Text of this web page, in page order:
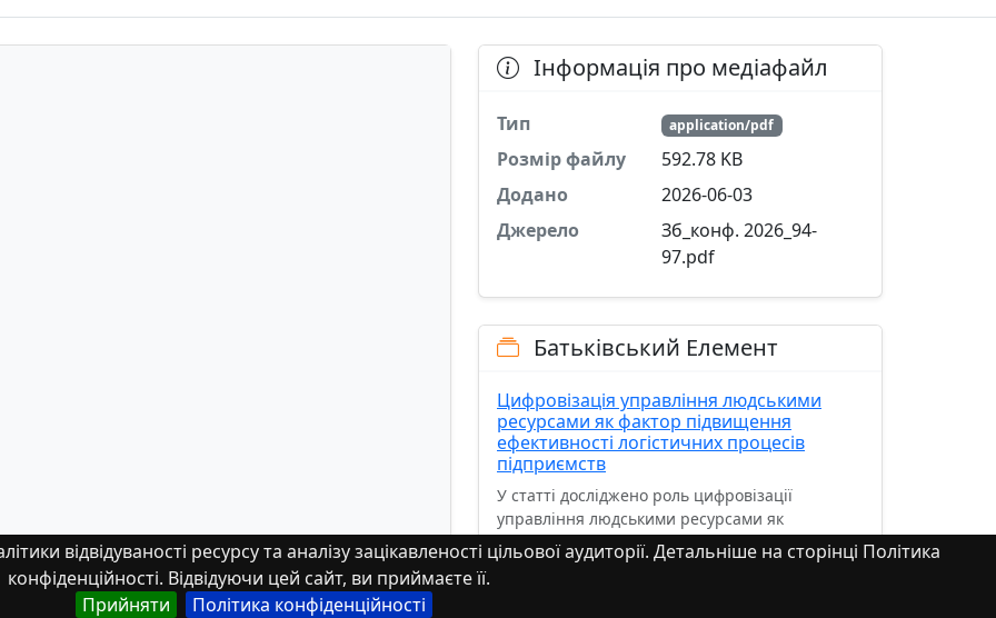
відвідуваності ресурсу та аналізу зацікавленості цільової аудиторії. Детальніше на сторінці Політика
конфіденційності. Відвідуючи цей сайт, ви приймаєте її.
Прийняти
Політика конфіденційності
Інформація про медіафайл
Тип application/pdf
Розмір файлу
592.78 KB
Додано
2026-06-03
Джерело
Зб_конф. 2026_94-
97.pdf
Батьківський Елемент
Цифровізація управління людськими
ресурсами як фактор підвищення
ефективності логістичних процесів
підприємств
У статті досліджено роль цифровізації
управління людськими ресурсами як
ключового чинника підвищення ефективності
логістичних процесів підприємств....